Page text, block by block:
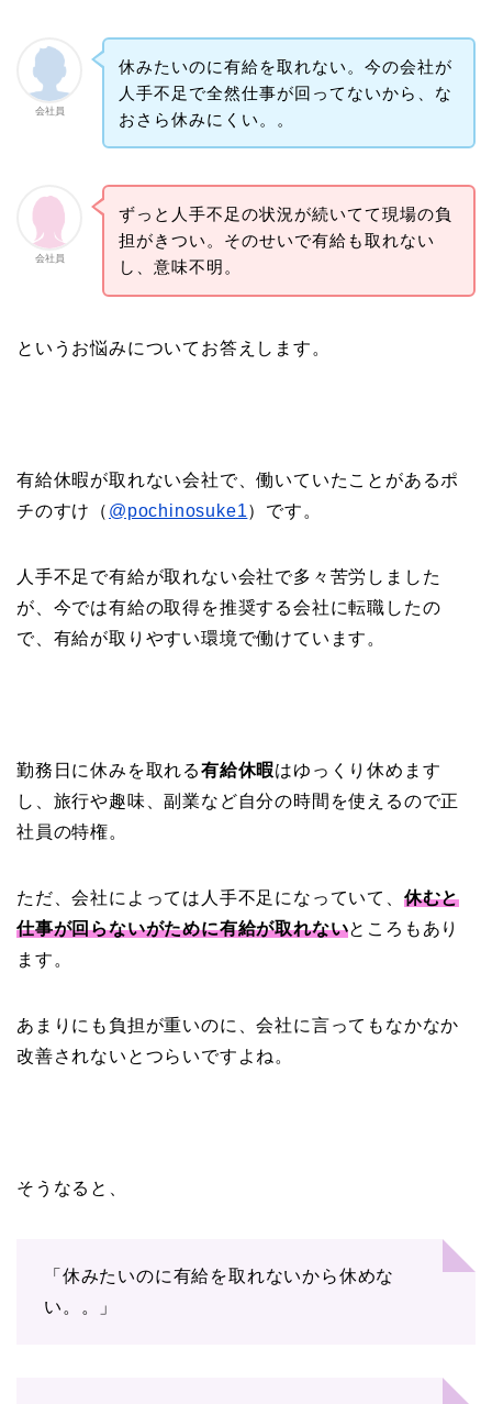
会社員
休みたいのに有給を取れない。今の会社が
人手不足で全然仕事が回ってないから、な
おさら休みにくい。。
会社員
ずっと人手不足の状況が続いてて現場の負
担がきつい。そのせいで有給も取れない
し、意味不明。
というお悩みについてお答えします。
有給休暇が取れない会社で、働いていたことがあるポ
チのすけ（ @pochinosuke1）です。
人手不足で有給が取れない会社で多々苦労しました
が、今では有給の取得を推奨する会社に転職したの
で、有給が取りやすい環境で働けています。
勤務日に休みを取れる有給休暇はゆっくり休めます
し、旅行や趣味、副業など自分の時間を使えるので正
社員の特権。
ただ、会社によっては人手不足になっていて、 休むと
仕事が回らないがために有給が取れないところもあり
ます。
あまりにも負担が重いのに、会社に言ってもなかなか
改善されないとつらいですよね。
そうなると、
「休みたいのに有給を取れないから休めな
い。。」